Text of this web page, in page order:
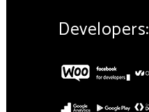
Developers: